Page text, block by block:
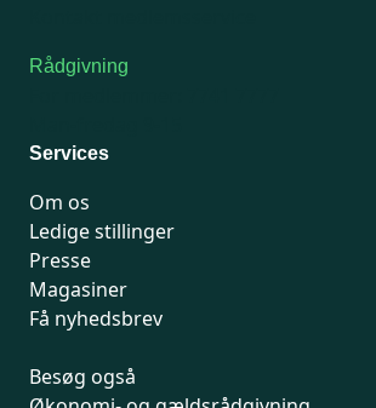
Rådgivning
Services
Om os
Ledige stillinger
Presse
Magasiner
Få nyhedsbrev
Besøg også